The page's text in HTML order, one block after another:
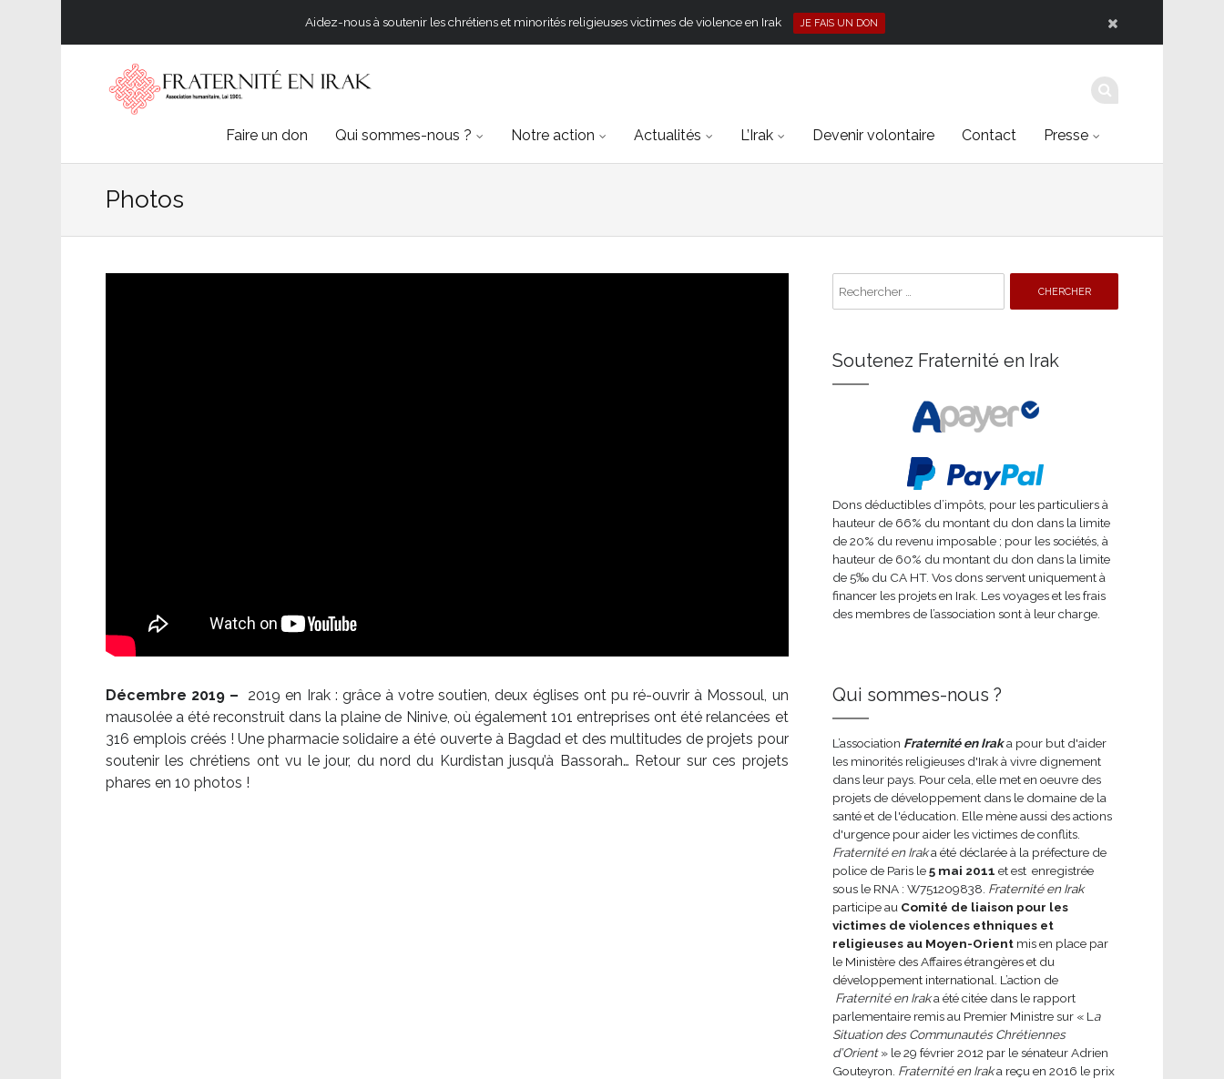
Aidez-nous à soutenir les chrétiens et minorités religieuses victimes de violence en Irak JE FAIS UN DON
Faire un don Qui sommes-nous ? Notre action Actualités L’Irak Devenir volontaire Contact Presse
Photos
Décembre 2019 – 2019 en Irak : grâce à votre soutien, deux églises ont pu ré-ouvrir à Mossoul, un
mausolée a été reconstruit dans la plaine de Ninive, où également 101 entreprises ont été relancées et
316 emplois créés ! Une pharmacie solidaire a été ouverte à Bagdad et des multitudes de projets pour
soutenir les chrétiens ont vu le jour, du nord du Kurdistan jusqu’à Bassorah… Retour sur ces projets
phares en 10 photos !
Soutenez Fraternité en Irak
Dons déductibles d’impôts, pour les particuliers à
hauteur de 66% du montant du don dans la limite
de 20% du revenu imposable ; pour les sociétés, à
hauteur de 60% du montant du don dans la limite
de 5‰ du CA HT. Vos dons servent uniquement à
financer les projets en Irak. Les voyages et les frais
des membres de l’association sont à leur charge.
Qui sommes-nous ?
L’association Fraternité en Iraka pour but d'aider
les minorités religieuses d'Irak à vivre dignement
dans leur pays. Pour cela, elle met en oeuvre des
projets de développement dans le domaine de la
santé et de l'éducation. Elle mène aussi des actions
d'urgence pour aider les victimes de conflits.
Fraternité en Iraka été déclarée à la préfecture de
police de Paris le5 mai 2011 et est enregistrée
sous le RNA : W751209838. Fraternité en Irak
participe au Comité de liaison pour les
victimes de violences ethniques et
religieuses au Moyen-Orientmis en place par
le Ministère des Affaires étrangères et du
développement international. L’action de
Fraternité en Iraka été citée dans le rapport
parlementaire remis au Premier Ministre sur « L a
Situation des Communautés Chrétiennes
d’Orient» le 29 février 2012 par le sénateur Adrien
Gouteyron. Fraternité en Iraka reçu en 2016 le prix